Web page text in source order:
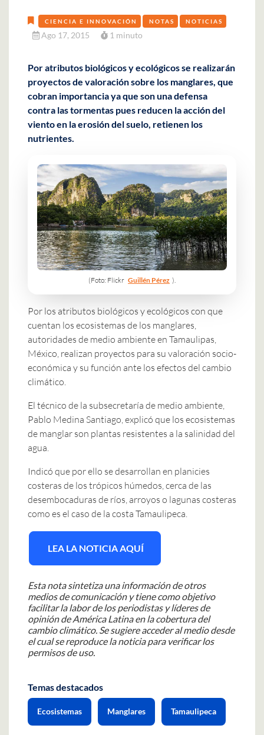
CIENCIA E INNOVACIÓN NOTAS NOTICIAS
Ago 17, 2015 1 minuto
Por atributos biológicos y ecológicos se realizarán
proyectos de valoración sobre los manglares, que
cobran importancia ya que son una defensa
contra las tormentas pues reducen la acción del
viento en la erosión del suelo, retienen los
nutrientes.
(Foto: Flickr Guillén Pérez ).
Por los atributos biológicos y ecológicos con que
cuentan los ecosistemas de los manglares,
autoridades de medio ambiente en Tamaulipas,
México, realizan proyectos para su valoración socio-
económica y su función ante los efectos del cambio
climático.
El técnico de la subsecretaría de medio ambiente,
Pablo Medina Santiago, explicó que los ecosistemas
de manglar son plantas resistentes a la salinidad del
agua.
Indicó que por ello se desarrollan en planicies
costeras de los trópicos húmedos, cerca de las
desembocaduras de ríos, arroyos o lagunas costeras
como es el caso de la costa Tamaulipeca.
LEA LA NOTICIA AQUÍ
Esta nota sintetiza una información de otros
medios de comunicación y tiene como objetivo
facilitar la labor de los periodistas y líderes de
opinión de América Latina en la cobertura del
cambio climático. Se sugiere acceder al medio desde
el cual se reproduce la noticia para verificar los
permisos de uso.
Temas destacados
Ecosistemas Manglares Tamaulipeca